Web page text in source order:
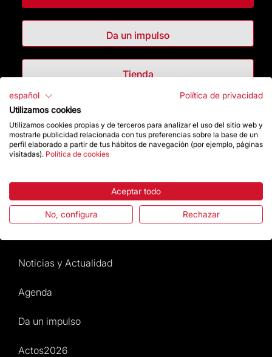
Da un impulso
Tienda
Destacados
La Fundación
Atención al Visitante
Noticias y Actualidad
Agenda
Da un impulso
Actos2026
español
Política de privacidad
Utilizamos cookies
Utilizamos cookies propias y de terceros para analizar el uso del sitio web y
mostrarle publicidad relacionada con tus preferencias sobre la base de un
perfil elaborado a partir de tus hábitos de navegación (por ejemplo, páginas
visitadas). Política de cookies
Aceptar todo
No, configura Rechazar